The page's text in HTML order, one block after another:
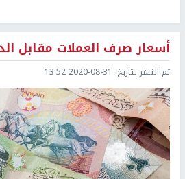
أسعار صرف العملات مقابل
تم النشر بتاريخ: 2020-08-31 13:52